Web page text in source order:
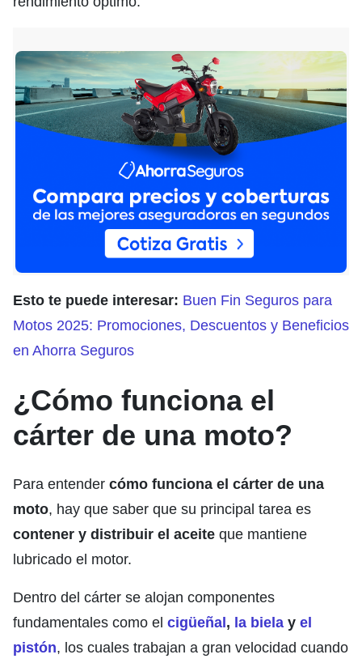
Esto te puede interesar: Buen Fin Seguros para
Motos 2025: Promociones, Descuentos y Beneficios
en Ahorra Seguros
¿Cómo funciona el
cárter de una moto?
Para entender cómo funciona el cárter de una
moto, hay que saber que su principal tarea es
contener y distribuir el aceite que mantiene
lubricado el motor.
Dentro del cárter se alojan componentes
fundamentales como el cigüeñal, la biela y el
pistón, los cuales trabajan a gran velocidad cuando